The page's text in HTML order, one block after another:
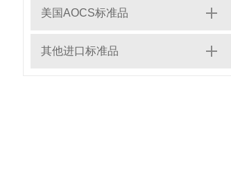
美国AOCS标准品
其他进口标准品